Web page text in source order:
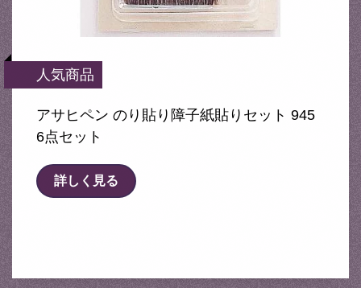
人気商品
アサヒペン のり貼り障子紙貼りセット 945
6点セット
詳しく見る